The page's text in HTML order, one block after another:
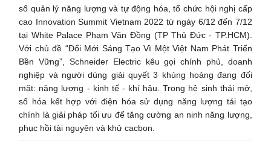
số quản lý năng lượng và tự động hóa, tổ chức hội nghị cấp
cao Innovation Summit Vietnam 2022 từ ngày 6/12 đến 7/12
tại White Palace Phạm Văn Đồng (TP Thủ Đức - TP.HCM).
Với chủ đề “Đổi Mới Sáng Tạo Vì Một Việt Nam Phát Triển
Bền Vững”, Schneider Electric kêu gọi chính phủ, doanh
nghiệp và người dùng giải quyết 3 khủng hoảng đang đối
mặt: năng lượng - kinh tế - khí hậu. Trong hệ sinh thái mở,
số hóa kết hợp với điện hóa sử dụng năng lượng tái tạo
chính là giải pháp tối ưu để tăng cường an ninh năng lượng,
phục hồi tài nguyên và khử cacbon.